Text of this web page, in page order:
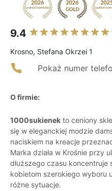
9.4
Krosno, Stefana Okrzei 1
Pokaż numer
O firmie:
1000sukienek to ceniony
się w eleganckiej modzie
naciskiem na kreacje
Marka działa w Krośnie przy
dłuższego czasu koncentruje
kobietom szerokiego wyboru
różne sytuacje.